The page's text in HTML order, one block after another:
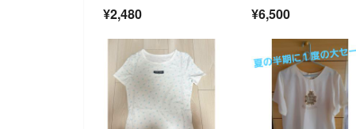
¥2,480 ¥6,500